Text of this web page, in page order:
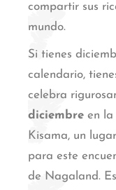
compartir sus
mundo.
Si tienes
calendario,
celebra
diciembre en la
Kisama, un
para este
de Nagaland.